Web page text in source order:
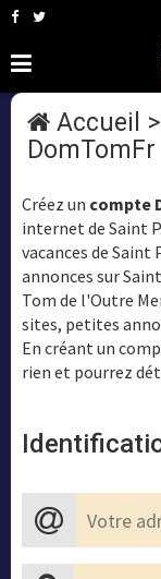
Accueil
DomTomFr
Créez un compte
internet de Saint
vacances de
annonces sur
Tom de l'Outre
sites, petites
En créant un
rien et pourrez